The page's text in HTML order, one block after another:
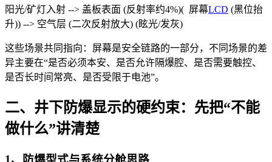
阳光/矿灯入射 --> 盖板表面 (反射率约4%)( 屏幕LCD (黑位抬
升)) --> 空气层 (二次反射放大) (眩光/发灰)
这些场景共同指向：屏幕是安全链路的一部分，不同场景的差
异主要在“是否必须本安、是否允许隔爆腔、是否需要触控、
是否长时间常亮、是否受限于电池”。
二、井下防爆显示的硬约束：先把“不能
做什么”讲清楚
1、防爆型式与系统分舱思路